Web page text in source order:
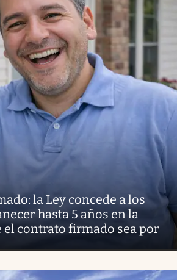
la Ley concede a los
hasta 5 años en la
el contrato firmado sea por